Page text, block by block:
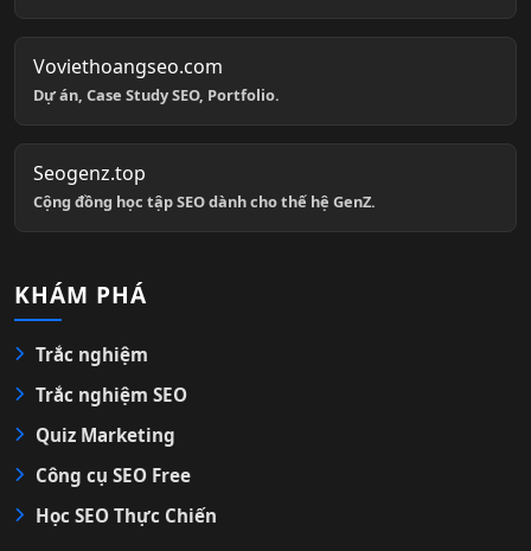
Voviethoangseo.com
Dự án, Case Study SEO, Portfolio.
Seogenz.top
Cộng đồng học tập SEO dành cho thế hệ GenZ.
KHÁM PHÁ
Trắc nghiệm
Trắc nghiệm SEO
Quiz Marketing
Công cụ SEO Free
Học SEO Thực Chiến